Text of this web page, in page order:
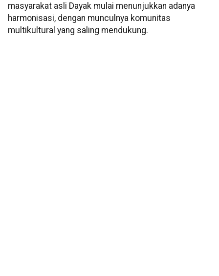
masyarakat asli Dayak mulai menunjukkan adanya
harmonisasi, dengan munculnya komunitas
multikultural yang saling mendukung.